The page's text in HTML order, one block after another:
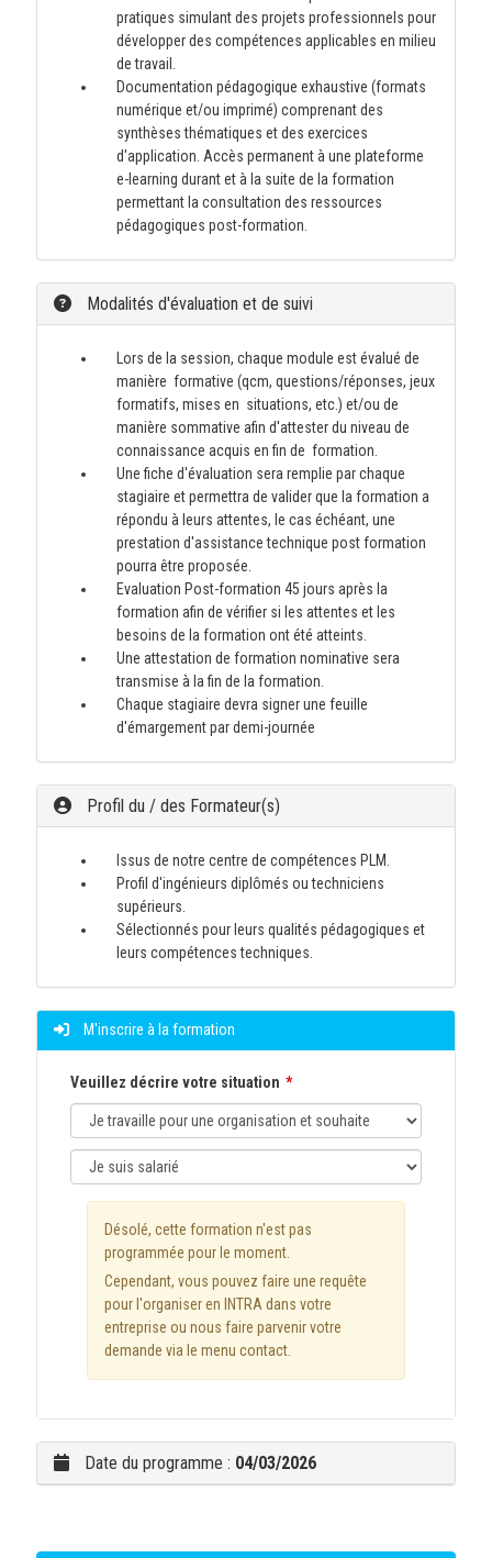
pratiques simulant des projets professionnels pour
développer des compétences applicables en milieu
de travail.
Documentation pédagogique exhaustive (formats
numérique et/ou imprimé) comprenant des
synthèses thématiques et des exercices
d'application. Accès permanent à une plateforme
e-learning durant et à la suite de la formation
permettant la consultation des ressources
pédagogiques post-formation.
Modalités d'évaluation et de suivi
Lors de la session, chaque module est évalué de
manière formative (qcm, questions/réponses, jeux
formatifs, mises en situations, etc.) et/ou de
manière sommative afin d'attester du niveau de
connaissance acquis en fin de formation.
Une fiche d'évaluation sera remplie par chaque
stagiaire et permettra de valider que la formation a
répondu à leurs attentes, le cas échéant, une
prestation d'assistance technique post formation
pourra être proposée.
Evaluation Post-formation 45 jours après la
formation afin de vérifier si les attentes et les
besoins de la formation ont été atteints.
Une attestation de formation nominative sera
transmise à la fin de la formation.
Chaque stagiaire devra signer une feuille
d'émargement par demi-journée
Profil du / des Formateur(s)
Issus de notre centre de compétences PLM.
Profil d'ingénieurs diplômés ou techniciens
supérieurs.
Sélectionnés pour leurs qualités pédagogiques et
leurs compétences techniques.
M'inscrire à la formation
Veuillez décrire votre situation
Désolé, cette formation n'est pas
programmée pour le moment.
Cependant, vous pouvez faire une requête
pour l'organiser en INTRA dans votre
entreprise ou nous faire parvenir votre
demande via le menu contact.
Date du programme : 04/03/2026